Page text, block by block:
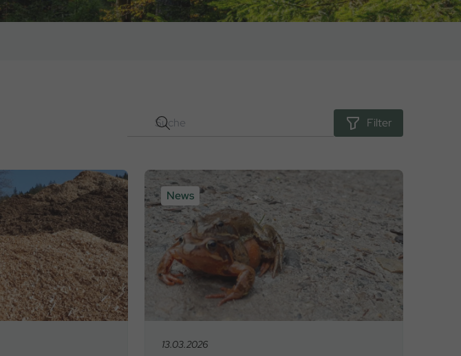
Filter
News
13.03.2026